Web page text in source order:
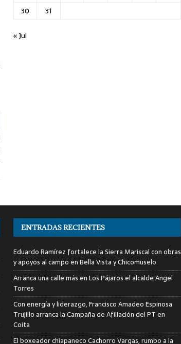
30
31
« Jul
ENTRADAS RECIENTES
Eduardo Ramírez fortalece la Sierra Mariscal con obras
y apoyos al campo en Bella Vista y Chicomuselo
Arranca una calle más en Los Pájaros el alcalde Angel
Torres
Con energía y liderazgo, Francisco Amadeo Espinosa
Trujillo arranca la Campaña de Afiliación del PT en
Coita
El boxeador chiapaneco Cachorro Vargas, rumbo a la